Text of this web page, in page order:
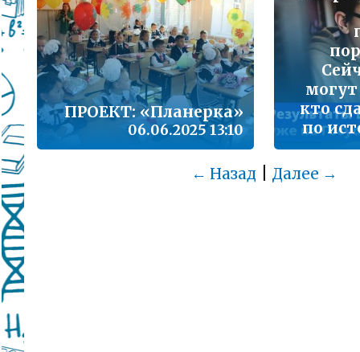
ПРОЕКТ: «Планерка»
06.06.2025 13:10
кто
по
← Назад| Далее →